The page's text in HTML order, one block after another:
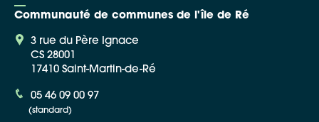
Communauté de communes de l'île de Ré
3 rue du Père Ignace
CS 28001
17410 Saint-Martin-de-Ré
05 46 09 00 97
(standard)